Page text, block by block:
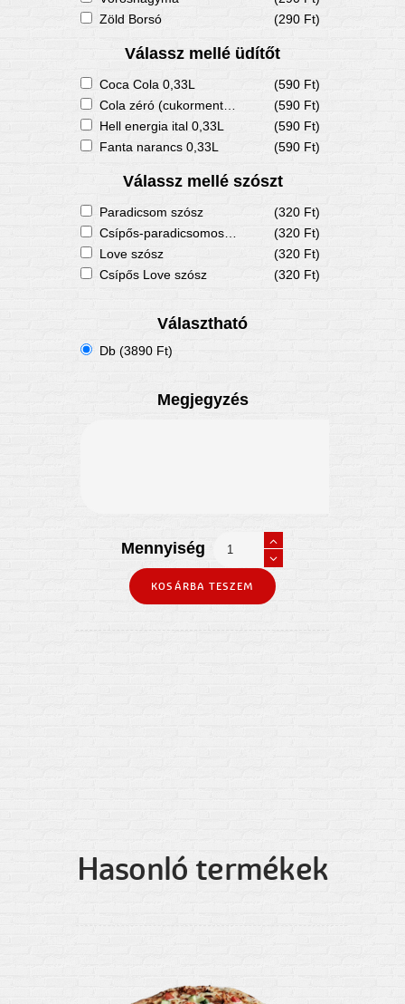
Zöld Borsó
(290 Ft)
Válassz mellé üdítőt
Coca Cola 0,33L
(590 Ft)
Cola zéró (cukormentes) 0,33L
(590 Ft)
Hell energia ital 0,33L
(590 Ft)
Fanta narancs 0,33L
(590 Ft)
Válassz mellé szószt
Paradicsom szósz
(320 Ft)
Csípős-paradicsomos szósz
(320 Ft)
Love szósz
(320 Ft)
Csípős Love szósz
(320 Ft)
Választható
Db (3890 Ft)
Megjegyzés
Mennyiség
KOSÁRBA TESZEM
Hasonló termékek